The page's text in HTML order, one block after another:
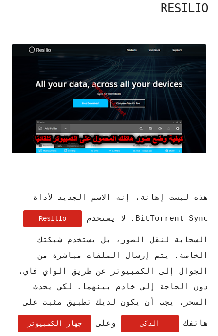
RESILIO
هذه ليست إهانة، إنه الاسم الجديد لأداة
BitTorrent Sync. لا يستخدم Resilio
السحابة لنقل الصور، بل يستخدم شبكتك
الخاصة. يتم إرسال الملفات مباشرة من
الجوال إلى الكمبيوتر عن طريق الواي فاي،
دون الحاجة إلى خادم بينهما. لكي يحدث
السحر، يجب أن يكون لديك تطبيق مثبت على
هاتفك الذكي وعلى جهاز الكمبيوتر